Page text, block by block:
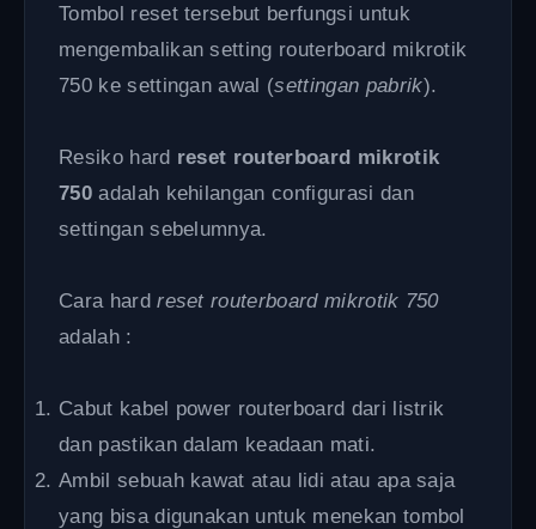
Tombol reset tersebut berfungsi untuk
mengembalikan setting routerboard mikrotik
750 ke settingan awal (settingan pabrik).
Resiko hard reset routerboard mikrotik
750adalah kehilangan configurasi dan
settingan sebelumnya.
Cara hardreset routerboard mikrotik 750
adalah :
Cabut kabel power routerboard dari listrik
dan pastikan dalam keadaan mati.
Ambil sebuah kawat atau lidi atau apa saja
yang bisa digunakan untuk menekan tombol